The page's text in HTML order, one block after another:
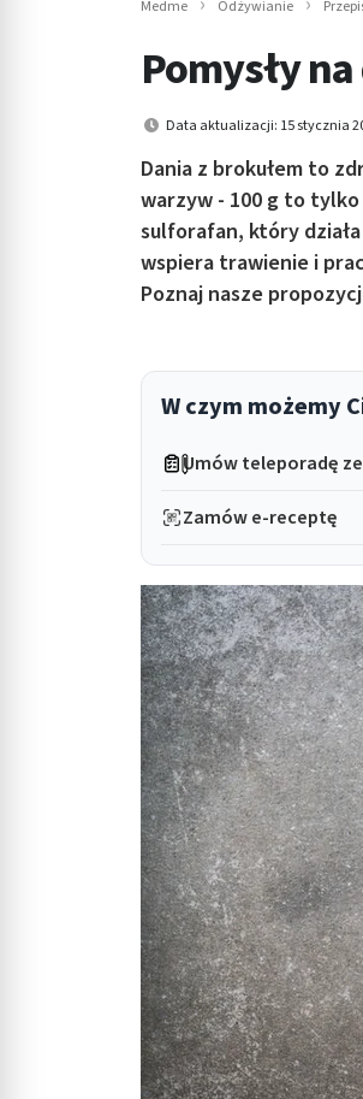
Medme Odżywianie
Pomysły
Data aktualizacji: 15 stycznia
Dania z brokułem to
warzyw - 100 g to
sulforafan, który
wspiera trawienie i
Poznaj nasze
W czym możemy
Umów teleporadę
Zamów e-receptę